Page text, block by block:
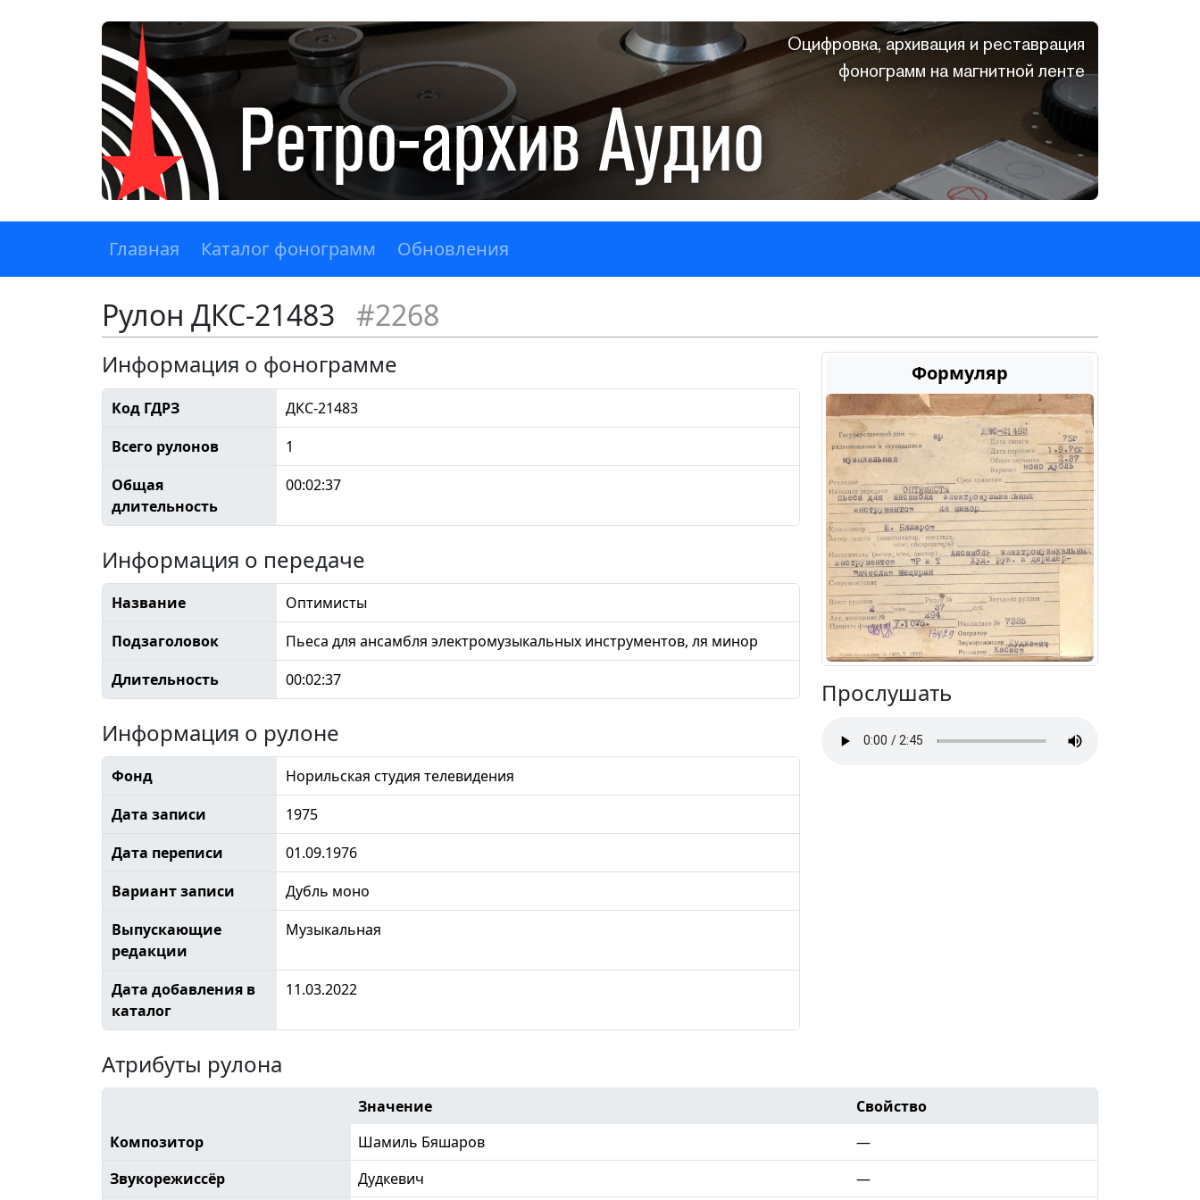
Оцифровка, архивация и реставрация
фонограмм на магнитной ленте
Главная Каталог фонограмм Обновления
Рулон ДКС-21483 #2268
Формуляр
Прослушать
Информация о фонограмме
Код ГДРЗ
ДКС-21483
Всего рулонов
1
Общая
длительность
00:02:37
Информация о передаче
Название
Оптимисты
Подзаголовок
Пьеса для ансамбля электромузыкальных инструментов, ля минор
Длительность
00:02:37
Информация о рулоне
Фонд
Норильская студия телевидения
Дата записи
1975
Дата переписи
01.09.1976
Вариант записи
Дубль моно
Выпускающие
редакции
Музыкальная
Дата добавления в
каталог
11.03.2022
Атрибуты рулона
Значение
Свойство
Композитор
Шамиль Бяшаров
—
Звукорежиссёр
Дудкевич
—